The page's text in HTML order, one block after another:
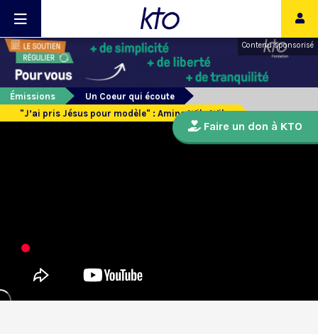
Contenu sponsorisé
Émissions
Un Coeur qui écoute
"J’ai pris Jésus pour modèle" : Amina Wilu Wilu
Faire un don à KTO